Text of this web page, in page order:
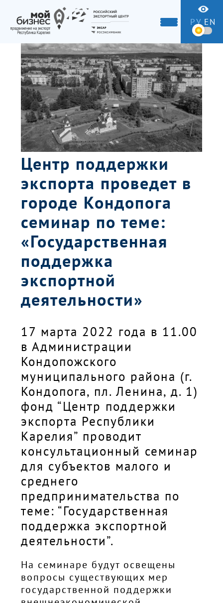
РУ EN
Центр поддержки
экспорта проведет в
городе Кондопога
семинар по теме:
«Государственная
поддержка
экспортной
деятельности»
17 марта 2022 года в 11.00
в Администрации
Кондопожского
муниципального района (г.
Кондопога, пл. Ленина, д. 1)
фонд “Центр поддержки
экспорта Республики
Карелия” проводит
консультационный семинар
для субъектов малого и
среднего
предпринимательства по
теме: “Государственная
поддержка экспортной
деятельности”.
На семинаре будут освещены
вопросы существующих мер
государственной поддержки